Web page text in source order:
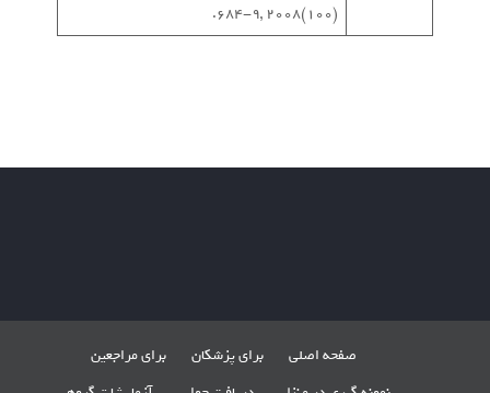
684-9, 2008(100).
صفحه اصلی برای پزشکان
برای مراجعین